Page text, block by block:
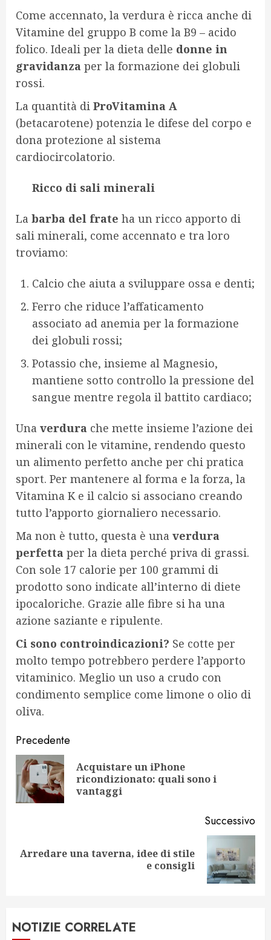
Come accennato, la verdura è ricca anche di
Vitamine del gruppo B come la B9 – acido
folico. Ideali per la dieta delle donne in
gravidanza per la formazione dei globuli
rossi.
La quantità di ProVitamina A
(betacarotene) potenzia le difese del corpo e
dona protezione al sistema
cardiocircolatorio.
Ricco di sali minerali
La barba del frate ha un ricco apporto di
sali minerali, come accennato e tra loro
troviamo:
Calcio che aiuta a sviluppare ossa e denti;
Ferro che riduce l’affaticamento
associato ad anemia per la formazione
dei globuli rossi;
Potassio che, insieme al Magnesio,
mantiene sotto controllo la pressione del
sangue mentre regola il battito cardiaco;
Una verdura che mette insieme l’azione dei
minerali con le vitamine, rendendo questo
un alimento perfetto anche per chi pratica
sport. Per mantenere al forma e la forza, la
Vitamina K e il calcio si associano creando
tutto l’apporto giornaliero necessario.
Ma non è tutto, questa è una verdura
perfetta per la dieta perché priva di grassi.
Con sole 17 calorie per 100 grammi di
prodotto sono indicate all’interno di diete
ipocaloriche. Grazie alle fibre si ha una
azione saziante e ripulente.
Ci sono controindicazioni? Se cotte per
molto tempo potrebbero perdere l’apporto
vitaminico. Meglio un uso a crudo con
condimento semplice come limone o olio di
oliva.
Navigazione
articolo
Precedente
Acquistare un iPhone
ricondizionato: quali sono i
vantaggi
Successivo
Articolo
Arredare una taverna, idee di stile
e consigli
NOTIZIE CORRELATE